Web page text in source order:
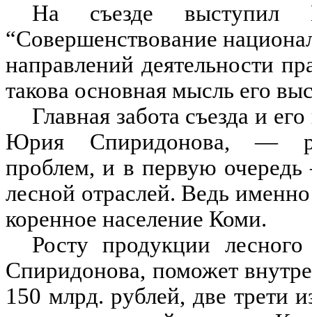
На съезде
“Совершенствование
направлений деятельности
такова основная мысль его
Главная забота съезда и
Юрия Спиридонова, —
проблем, и в первую очередь
лесной отраслей. Ведь
коренное население Коми.
Росту продукции
Спиридонова, поможет
150 млрд. рублей, две трети